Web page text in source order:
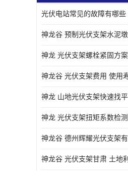
光伏电站常见的故障有哪些